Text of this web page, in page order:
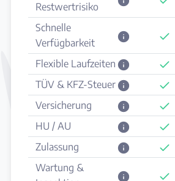
Restwertrisiko
Schnelle
Verfügbarkeit
Flexible Laufzeiten
TÜV & KFZ-Steuer
Versicherung
HU / AU
Zulassung
Wartung &